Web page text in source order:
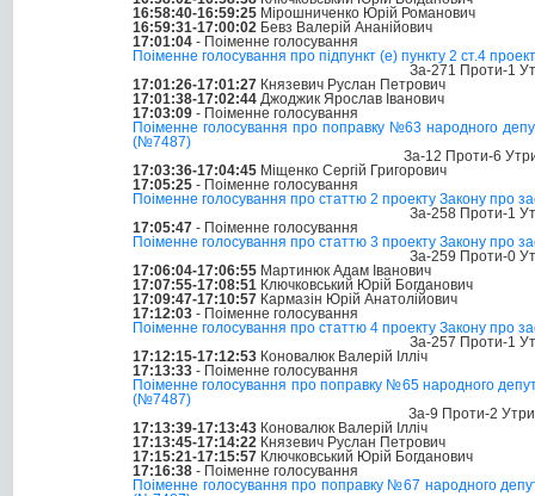
16:58:40-16:59:25 Мірошниченко Юрій Романович
16:59:31-17:00:02 Бевз Валерій Ананійович
17:01:04 - Поіменне голосування
Поіменне голосування про підпункт (е) пункту 2 ст.4
За-271 Проти-1
17:01:26-17:01:27 Князевич Руслан Петрович
17:01:38-17:02:44 Джоджик Ярослав Іванович
17:03:09 - Поіменне голосування
Поіменне голосування про поправку №63 народного
(№7487)
За-12 Проти-6
17:03:36-17:04:45 Міщенко Сергій Григорович
17:05:25 - Поіменне голосування
Поіменне голосування про статтю 2 проекту Закону про
За-258 Проти-1
17:05:47 - Поіменне голосування
Поіменне голосування про статтю 3 проекту Закону про
За-259 Проти-0
17:06:04-17:06:55 Мартинюк Адам Іванович
17:07:55-17:08:51 Ключковський Юрій Богданович
17:09:47-17:10:57 Кармазін Юрій Анатолійович
17:12:03 - Поіменне голосування
Поіменне голосування про статтю 4 проекту Закону про
За-257 Проти-1
17:12:15-17:12:53 Коновалюк Валерій Ілліч
17:13:33 - Поіменне голосування
Поіменне голосування про поправку №65 народного
(№7487)
За-9 Проти-2
17:13:39-17:13:43 Коновалюк Валерій Ілліч
17:13:45-17:14:22 Князевич Руслан Петрович
17:15:21-17:15:57 Ключковський Юрій Богданович
17:16:38 - Поіменне голосування
Поіменне голосування про поправку №67 народного